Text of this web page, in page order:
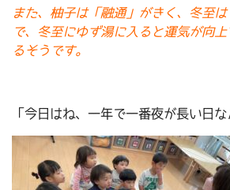
また、柚子は「融通」がきく、冬至
で、冬至にゆず湯に入ると運気が向
るそうです。
「今日はね、一年で一番夜が長い日な